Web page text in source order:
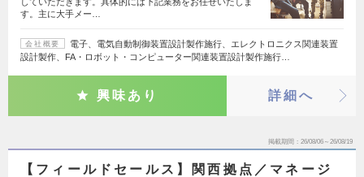
す。主に大手メー…
会社概要
電子、電気自動制御装置設計製作施行、エレクトロニクス関連装置
設計製作、FA・ロボット・コンピューター関連装置設計製作施行…
興味あり 詳細へ
掲載期間 26/08/06～26/08/19
【フィールドセールス】関西拠点／マネージ